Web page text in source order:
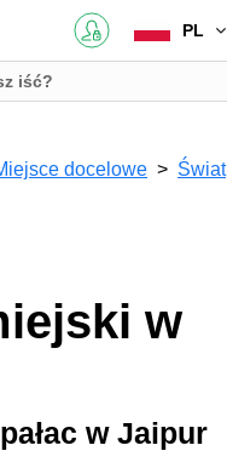
PL
docelowe Świat
w
w Jaipur